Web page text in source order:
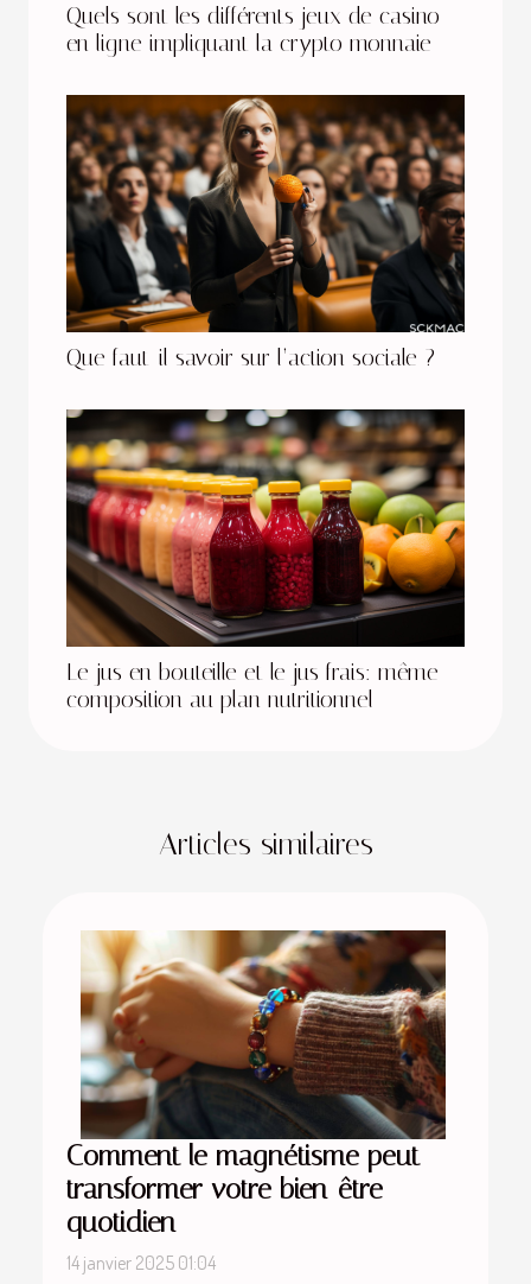
Quels sont les différents jeux de casino
en ligne impliquant la crypto monnaie
Que faut-il savoir sur l’action sociale ?
Le jus en bouteille et le jus frais: même
composition au plan nutritionnel
Articles similaires
Comment le magnétisme peut
transformer votre bien-être
quotidien
14 janvier 2025 01:04